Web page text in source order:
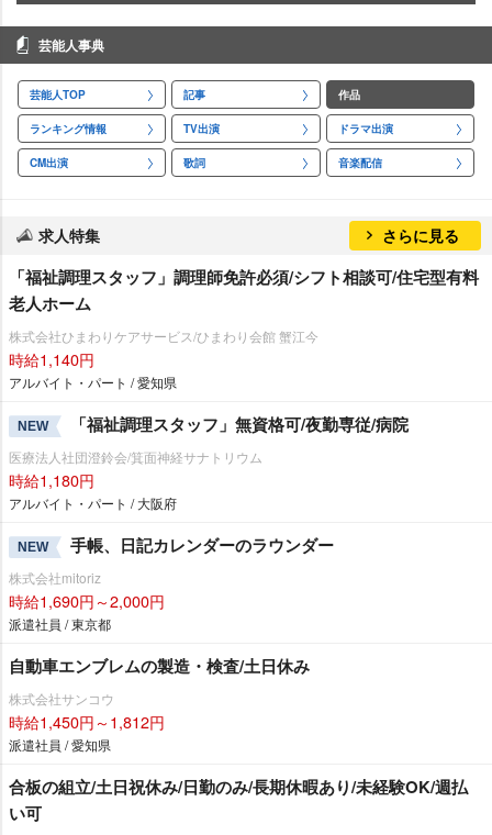
芸能人事典
芸能人TOP 記事 作品
ランキング情報 TV出演 ドラマ出演
CM出演 歌詞 音楽配信
求人特集 さらに見る
「福祉調理スタッフ」調理師免許必須/シフト相談可/住宅型有料
老人ホーム
株式会社ひまわりケアサービス/ひまわり会館 蟹江今
時給1,140円
アルバイト・パート / 愛知県
NEW 「福祉調理スタッフ」無資格可/夜勤専従/病院
医療法人社団澄鈴会/箕面神経サナトリウム
時給1,180円
アルバイト・パート / 大阪府
NEW 手帳、日記カレンダーのラウンダー
株式会社mitoriz
時給1,690円～2,000円
派遣社員 / 東京都
自動車エンブレムの製造・検査/土日休み
株式会社サンコウ
時給1,450円～1,812円
派遣社員 / 愛知県
合板の組立/土日祝休み/日勤のみ/長期休暇あり/未経験OK/週払
い可